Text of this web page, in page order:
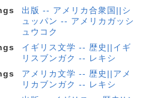
出版 -- アメリカ合衆国||シ
ュッパン -- アメリカガッシ
ュウコク
イギリス文学 -- 歴史||イギ
リスブンガク -- レキシ
アメリカ文学 -- 歴史||アメ
リカブンガク -- レキシ